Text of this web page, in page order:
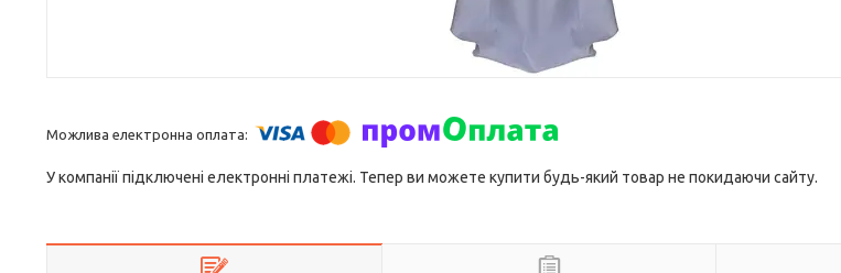
У компанії підключені електронні платежі. Тепер ви можете купити будь-який товар не покидаючи сайту.